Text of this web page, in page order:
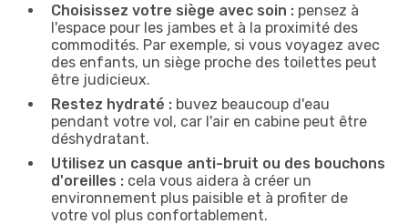
Choisissez votre siège avec soin : pensez à
l'espace pour les jambes et à la proximité des
commodités. Par exemple, si vous voyagez avec
des enfants, un siège proche des toilettes peut
être judicieux.
Restez hydraté : buvez beaucoup d'eau
pendant votre vol, car l'air en cabine peut être
déshydratant.
Utilisez un casque anti-bruit ou des bouchons
d'oreilles : cela vous aidera à créer un
environnement plus paisible et à profiter de
votre vol plus confortablement.